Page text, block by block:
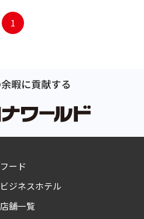
1
フード
ビジネスホテル
店舗一覧